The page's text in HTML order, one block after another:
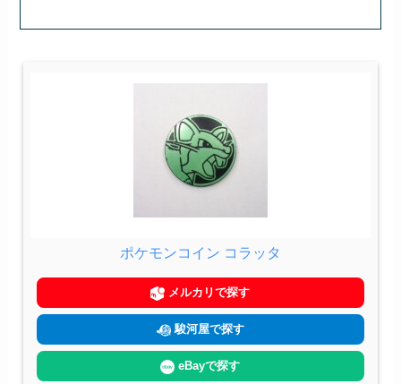
ポケモンコイン コラッタ
メルカリで探す
駿河屋で探す
eBayで探す